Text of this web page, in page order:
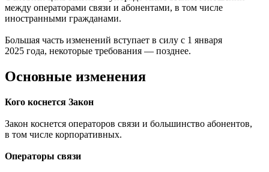
между операторами связи и абонентами, в том числе
иностранными гражданами.
Большая часть изменений вступает в силу с 1 января
2025 года, некоторые требования — позднее.
Основные изменения
Кого коснется Закон
Закон коснется операторов связи и большинство абонентов,
в том числе корпоративных.
Операторы связи